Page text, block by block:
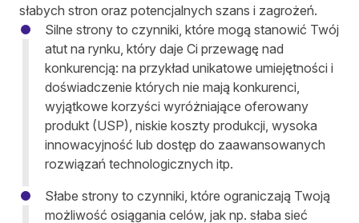
słabych stron oraz potencjalnych szans i zagrożeń.
Silne strony to czynniki, które mogą stanowić Twój
atut na rynku, który daje Ci przewagę nad
konkurencją: na przykład unikatowe umiejętności i
doświadczenie których nie mają konkurenci,
wyjątkowe korzyści wyróżniające oferowany
produkt (USP), niskie koszty produkcji, wysoka
innowacyjność lub dostęp do zaawansowanych
rozwiązań technologicznych itp.
Słabe strony to czynniki, które ograniczają Twoją
możliwość osiągania celów, jak np. słaba sieć